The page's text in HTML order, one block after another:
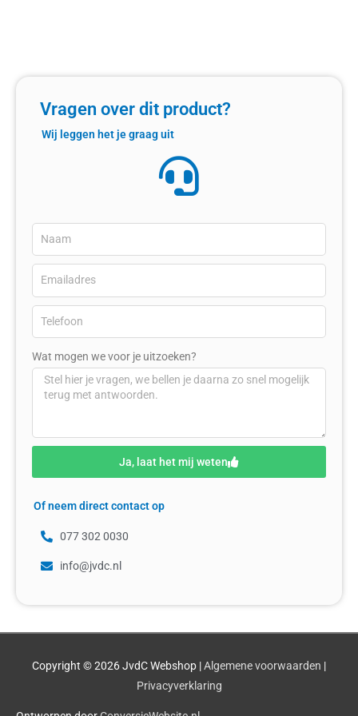
Vragen over dit product?
Wij leggen het je graag uit
Wat mogen we voor je uitzoeken?
Ja, laat het mij weten
Of neem direct contact op
077 302 0030
info@jvdc.nl
Copyright © 2026JvdC Webshop |Algemene voorwaarden |
Privacyverklaring